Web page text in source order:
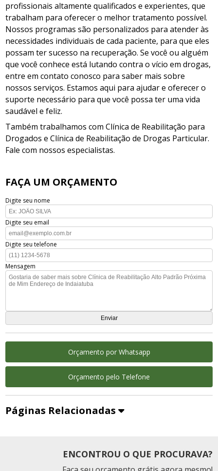
profissionais altamente qualificados e experientes, que
trabalham para oferecer o melhor tratamento possível.
Nossos programas são personalizados para atender às
necessidades individuais de cada paciente, para que eles
possam ter sucesso na recuperação. Se você ou alguém
que você conhece está lutando contra o vício em drogas,
entre em contato conosco para saber mais sobre
nossos serviços. Estamos aqui para ajudar e oferecer o
suporte necessário para que você possa ter uma vida
saudável e feliz.
Também trabalhamos com Clínica de Reabilitação para
Drogados e Clínica de Reabilitação de Drogas Particular.
Fale com nossos especialistas.
FAÇA UM ORÇAMENTO
Digite seu nome
Digite seu email
Digite seu telefone
Mensagem
Orçamento por Whatsapp
Orçamento pelo Telefone
Páginas Relacionadas
ENCONTROU O QUE PROCURAVA?